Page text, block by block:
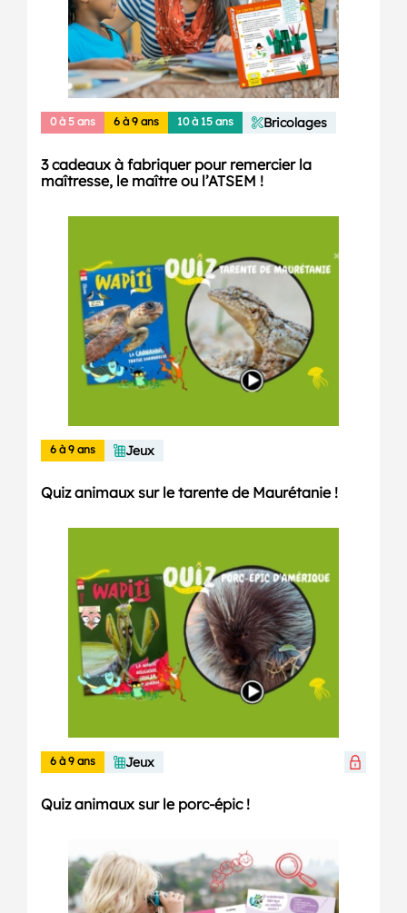
0 à 5 ans 6 à 9 ans 10 à 15 ans Bricolages
3 cadeaux à fabriquer pour remercier la
maîtresse, le maître ou l’ATSEM !
6 à 9 ans Jeux
Quiz animaux sur le tarente de Maurétanie !
6 à 9 ans Jeux
Quiz animaux sur le porc-épic !